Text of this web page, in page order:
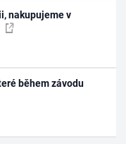
nakupujeme v
během závodu